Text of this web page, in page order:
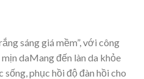
sáng giá mềm”, với công
daMang đến làn da khỏe
phục hồi độ đàn hồi cho